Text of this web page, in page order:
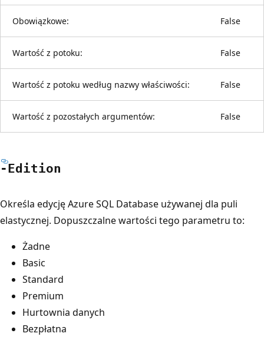
Obowiązkowe: False
Wartość z potoku: False
Wartość z potoku według nazwy właściwości: False
Wartość z pozostałych argumentów: False
-Edition
Określa edycję Azure SQL Database używanej dla puli
elastycznej. Dopuszczalne wartości tego parametru to:
Żadne
Basic
Standard
Premium
Hurtownia danych
Bezpłatna